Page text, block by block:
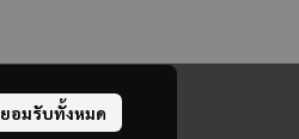
ยอมรับทั้งหมด